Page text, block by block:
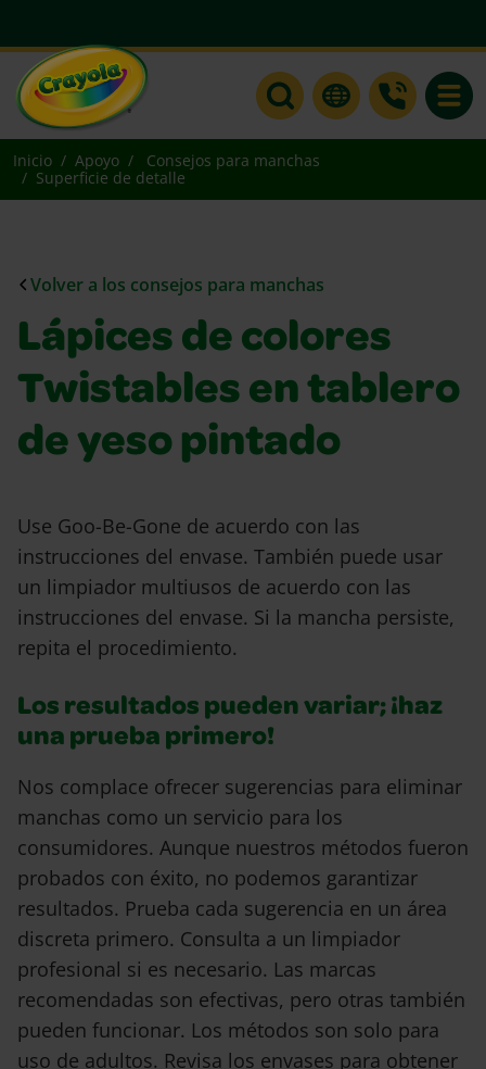
Inicio Apoyo
Consejos para manchas
Superficie de detalle
Volver a los consejos para manchas
Lápices de colores
Twistables en tablero
de yeso pintado
Use Goo-Be-Gone de acuerdo con las
instrucciones del envase. También puede usar
un limpiador multiusos de acuerdo con las
instrucciones del envase. Si la mancha persiste,
repita el procedimiento.
Los resultados pueden variar; ¡haz
una prueba primero!
Nos complace ofrecer sugerencias para eliminar
manchas como un servicio para los
consumidores. Aunque nuestros métodos fueron
probados con éxito, no podemos garantizar
resultados. Prueba cada sugerencia en un área
discreta primero. Consulta a un limpiador
profesional si es necesario. Las marcas
recomendadas son efectivas, pero otras también
pueden funcionar. Los métodos son solo para
uso de adultos. Revisa los envases para obtener